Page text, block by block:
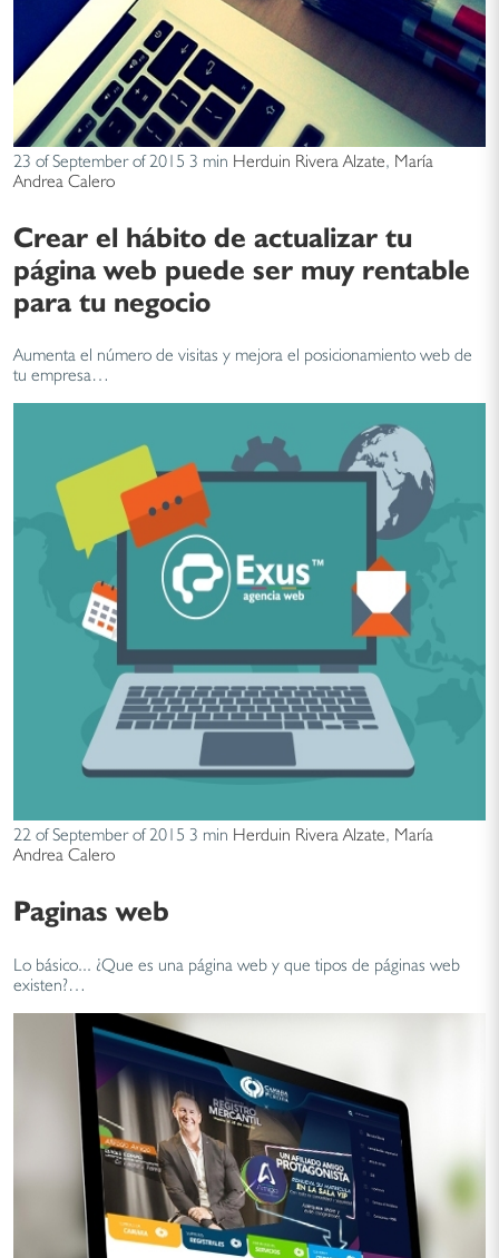
23 of September of 2015 3 min Herduin Rivera Alzate, María
Andrea Calero
Crear el hábito de actualizar tu
página web puede ser muy rentable
para tu negocio
Aumenta el número de visitas y mejora el posicionamiento web de
tu empresa…
22 of September of 2015 3 min Herduin Rivera Alzate, María
Andrea Calero
Paginas web
Lo básico... ¿Que es una página web y que tipos de páginas web
existen?…